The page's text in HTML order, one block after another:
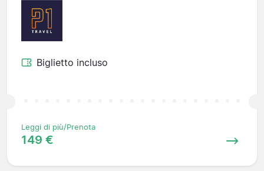
Biglietto incluso
Leggi di più/Prenota
149 €